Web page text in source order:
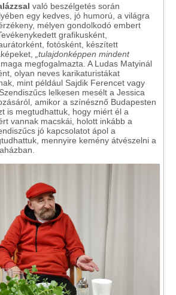
való beszélgetés során
egy kedves, jó humorú, a világra
mélyen gondolkodó embert
grafikusként,
fotósként, készített
„tulajdonképpen mindent
megfogalmazta. A Ludas Matyinál
olyan neves karikaturistákat
mint például Sajdik Ferencet vagy
lelkesen mesélt a Jessica
amikor a színésznő Budapesten
is megtudhattuk, hogy miért él a
vannak macskái, holott inkább a
jó kapcsolatot ápol a
mennyire kemény átvészelni a